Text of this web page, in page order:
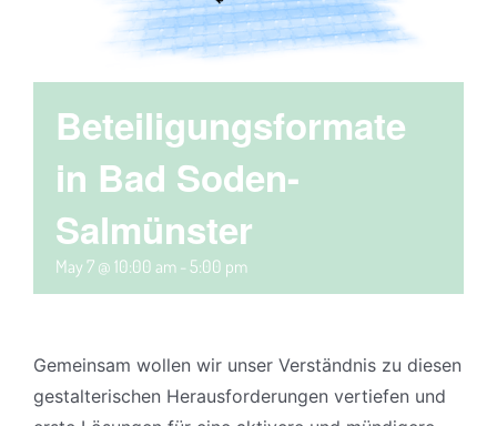
Beteiligungsformate
in Bad Soden-
Salmünster
May 7 @ 10:00 am - 5:00 pm
Gemeinsam wollen wir unser Verständnis zu diesen
gestalterischen Herausforderungen vertiefen und